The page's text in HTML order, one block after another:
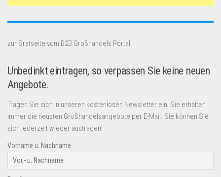
zur Sratseite vom B2B Großhandels Portal
Unbedinkt eintragen, so verpassen Sie keine neuen
Angebote.
Tragen Sie sich in unseren kostenlosen Newsletter ein! Sie erhalten
immer die neusten Großhandelsangebote per E-Mail. Sie können Sie
sich jederzeit wieder austragen!
Vorname u. Nachname